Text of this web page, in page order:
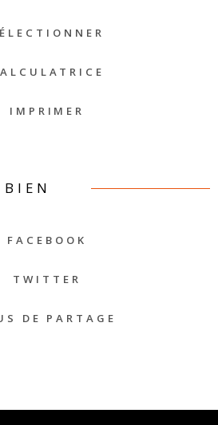
IMPRIMER
FACEBOOK
TWITTER
DE PARTAGE